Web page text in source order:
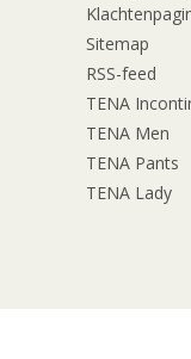
Sitemap
RSS-feed
TENA
TENA Men
TENA Pants
TENA Lady